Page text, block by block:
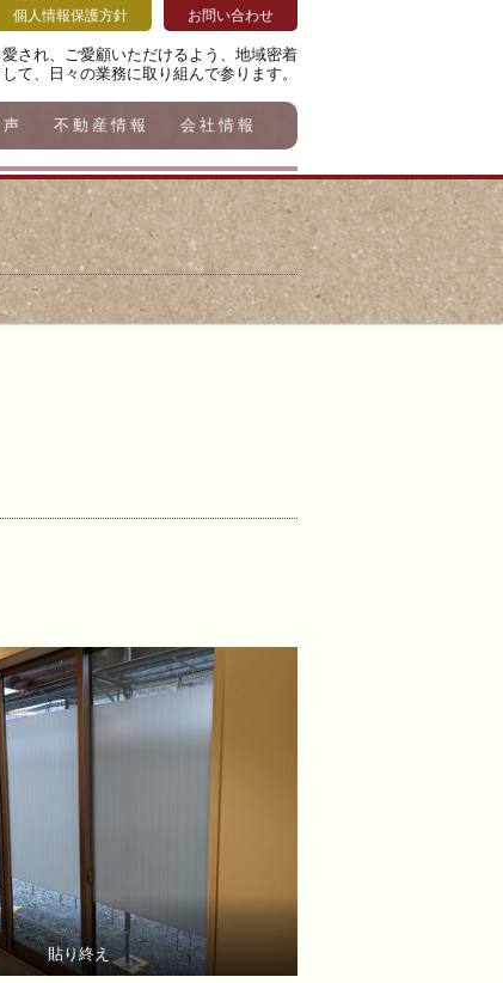
され、ご愛顧いただけるよう、地域密着
て、日々の業務に取り組んで参ります。
個人情報保護方針 お問い合わせ
不動産情報 会社情報
貼り終え